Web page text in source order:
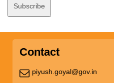
Contact
piyush.goyal@gov.in